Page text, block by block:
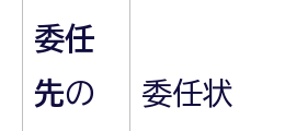
委任
先の
委任状